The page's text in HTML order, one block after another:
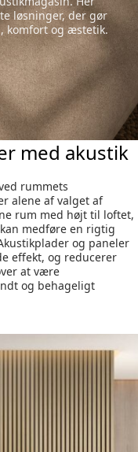
løsninger, der gør
komfort og æstetik.
med akustik
rummets
alene af valget af
rum med højt til loftet,
medføre en rigtig
og paneler
effekt, og reducerer
at være
og behageligt